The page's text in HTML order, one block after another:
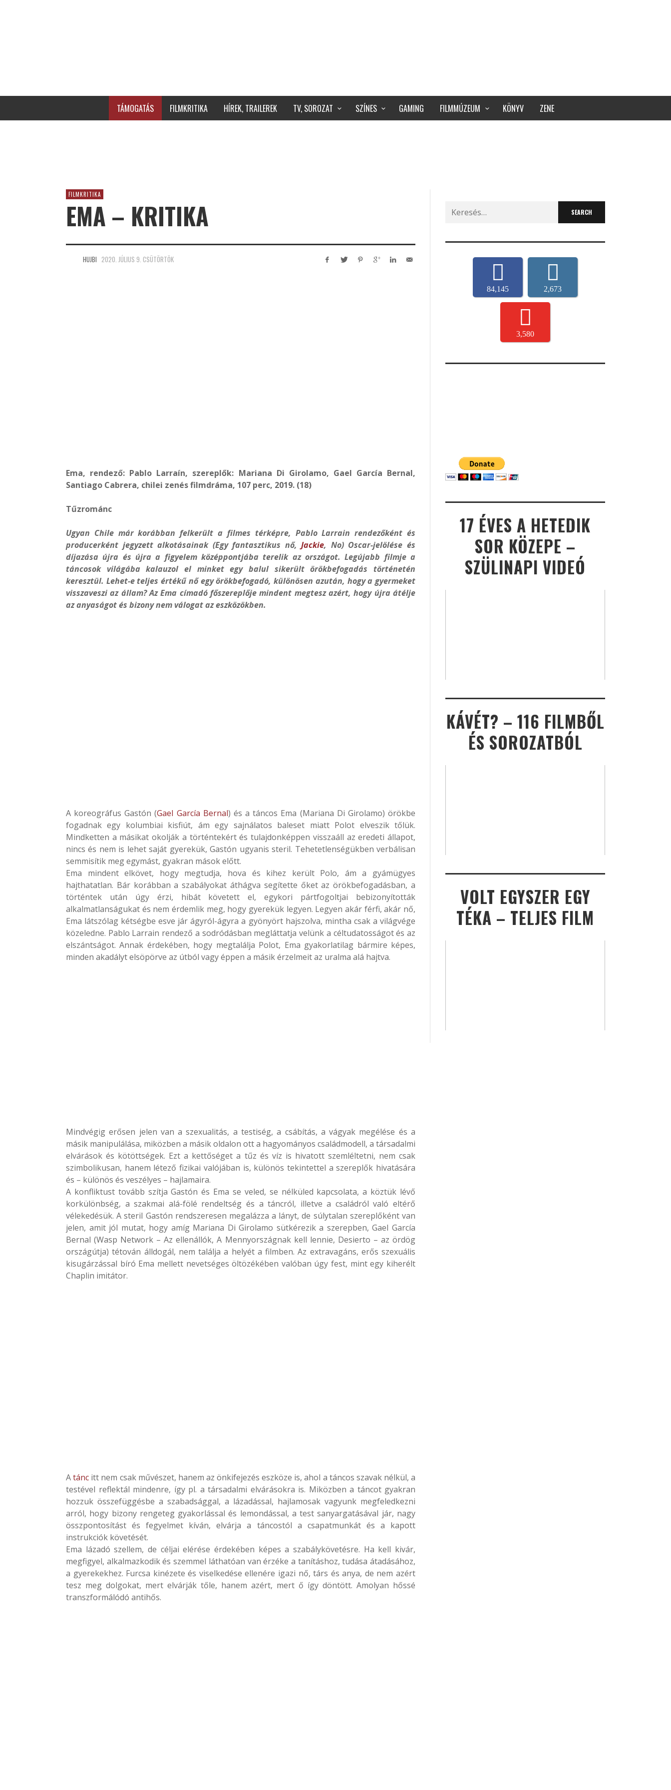
TÁMOGATÁS FILMKRITIKA HÍREK, TRAILEREK TV, SOROZAT SZÍNES GAMING FILMMÚZEUM KÖNYV ZENE
FILMKRITIKA
EMA – KRITIKA
HUJBI 2020. JÚLIUS 9. CSÜTÖRTÖK
Ema, rendező: Pablo Larraín, szereplők: Mariana Di Girolamo, Gael García Bernal,
Santiago Cabrera, chilei zenés filmdráma, 107 perc, 2019. (18)
Tűzrománc
Ugyan Chile már korábban felkerült a filmes térképre, Pablo Larrain rendezőként és
producerként jegyzett alkotásainak (Egy fantasztikus nő,Jackie, No) Oscar-jelölése és
díjazása újra és újra a figyelem középpontjába terelik az országot. Legújabb filmje a
táncosok világába kalauzol el minket egy balul sikerült örökbefogadás történetén
keresztül. Lehet-e teljes értékű nő egy örökbefogadó, különösen azután, hogy a gyermeket
visszaveszi az állam? Az Ema címadó főszereplője mindent megtesz azért, hogy újra átélje
az anyaságot és bizony nem válogat az eszközökben.
A koreográfus Gastón (Gael García Bernal) és a táncos Ema (Mariana Di Girolamo) örökbe
fogadnak egy kolumbiai kisfiút, ám egy sajnálatos baleset miatt Polot elveszik tőlük.
Mindketten a másikat okolják a történtekért és tulajdonképpen visszaáll az eredeti állapot,
nincs és nem is lehet saját gyerekük, Gastón ugyanis steril. Tehetetlenségükben verbálisan
semmisítik meg egymást, gyakran mások előtt.
Ema mindent elkövet, hogy megtudja, hova és kihez került Polo, ám a gyámügyes
hajthatatlan. Bár korábban a szabályokat áthágva segítette őket az örökbefogadásban, a
történtek után úgy érzi, hibát követett el, egykori pártfogoltjai bebizonyították
alkalmatlanságukat és nem érdemlik meg, hogy gyerekük legyen. Legyen akár férfi, akár nő,
Ema látszólag kétségbe esve jár ágyról-ágyra a gyönyört hajszolva, mintha csak a világvége
közeledne. Pablo Larrain rendező a sodródásban megláttatja velünk a céltudatosságot és az
elszántságot. Annak érdekében, hogy megtalálja Polot, Ema gyakorlatilag bármire képes,
minden akadályt elsöpörve az útból vagy éppen a másik érzelmeit az uralma alá hajtva.
Mindvégig erősen jelen van a szexualitás, a testiség, a csábítás, a vágyak megélése és a
másik manipulálása, miközben a másik oldalon ott a hagyományos családmodell, a társadalmi
elvárások és kötöttségek. Ezt a kettőséget a tűz és víz is hivatott szemléltetni, nem csak
szimbolikusan, hanem létező fizikai valójában is, különös tekintettel a szereplők hivatására
és – különös és veszélyes – hajlamaira.
A konfliktust tovább szítja Gastón és Ema se veled, se nélküled kapcsolata, a köztük lévő
korkülönbség, a szakmai alá-fölé rendeltség és a táncról, illetve a családról való eltérő
vélekedésük. A steril Gastón rendszeresen megalázza a lányt, de súlytalan szereplőként van
jelen, amit jól mutat, hogy amíg Mariana Di Girolamo sütkérezik a szerepben, Gael García
Bernal (Wasp Network – Az ellenállók, A Mennyországnak kell lennie, Desierto – az ördög
országútja) tétován álldogál, nem találja a helyét a filmben. Az extravagáns, erős szexuális
kisugárzással bíró Ema mellett nevetséges öltözékében valóban úgy fest, mint egy kiherélt
Chaplin imitátor.
Atánc itt nem csak művészet, hanem az önkifejezés eszköze is, ahol a táncos szavak nélkül, a
testével reflektál mindenre, így pl. a társadalmi elvárásokra is. Miközben a táncot gyakran
hozzuk összefüggésbe a szabadsággal, a lázadással, hajlamosak vagyunk megfeledkezni
arról, hogy bizony rengeteg gyakorlással és lemondással, a test sanyargatásával jár, nagy
összpontosítást és fegyelmet kíván, elvárja a táncostól a csapatmunkát és a kapott
instrukciók követését.
Ema lázadó szellem, de céljai elérése érdekében képes a szabálykövetésre. Ha kell kivár,
megfigyel, alkalmazkodik és szemmel láthatóan van érzéke a tanításhoz, tudása átadásához,
a gyerekekhez. Furcsa kinézete és viselkedése ellenére igazi nő, társ és anya, de nem azért
tesz meg dolgokat, mert elvárják tőle, hanem azért, mert ő így döntött. Amolyan hőssé
transzformálódó antihős.
Search
for:
84,145 2,673
3,580
17 ÉVES A HETEDIK
SOR KÖZEPE –
SZÜLINAPI VIDEÓ
KÁVÉT? – 116 FILMBŐL
ÉS SOROZATBÓL
VOLT EGYSZER EGY
TÉKA – TELJES FILM